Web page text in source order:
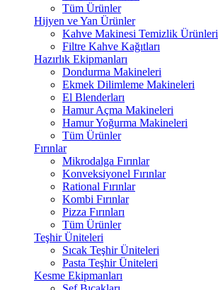
Tüm Ürünler
Hijyen ve Yan Ürünler
Kahve Makinesi Temizlik Ürünleri
Filtre Kahve Kağıtları
Hazırlık Ekipmanları
Dondurma Makineleri
Ekmek Dilimleme Makineleri
El Blenderları
Hamur Açma Makineleri
Hamur Yoğurma Makineleri
Tüm Ürünler
Fırınlar
Mikrodalga Fırınlar
Konveksiyonel Fırınlar
Rational Fırınlar
Kombi Fırınlar
Pizza Fırınları
Tüm Ürünler
Teşhir Üniteleri
Sıcak Teşhir Üniteleri
Pasta Teşhir Üniteleri
Kesme Ekipmanları